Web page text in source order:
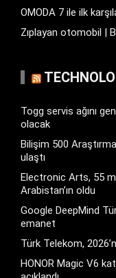
OMODA 7 ile ilk
Zıplayan otomobil |
Togg servis ağını
olacak
Bilişim 500
ulaştı
Electronic Arts, 55
Arabistan’ın oldu
Google DeepMind
emanet
Türk Telekom,
HONOR Magic V6